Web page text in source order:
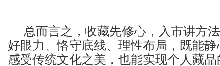
总而言之，收藏先修心，入市讲方
好眼力、恪守底线、理性布局，既能
感受传统文化之美，也能实现个人藏